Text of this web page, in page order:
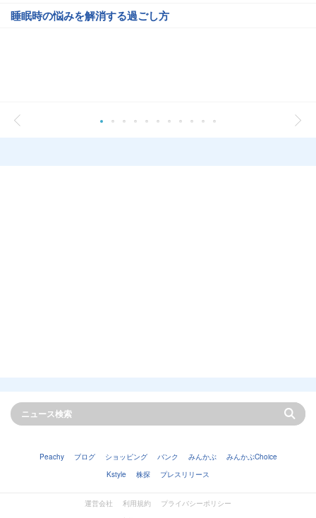
睡眠時の悩みを解消する過ごし方
Peachy ブログ ショッピング バンク みんかぶ
みんかぶChoice
Kstyle
株探 プレスリリース
運営会社 利用規約
プライバシーポリシー